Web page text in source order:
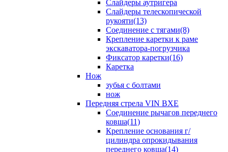
Слайдеры аутригера
Слайдеры телескопической
рукояти(13)
Соединение с тягами(8)
Крепление каретки к раме
экскаватора-погрузчика
Фиксатор каретки(16)
Каретка
Нож
зубья с болтами
нож
Передняя стрела VIN BXE
Cоединение рычагов переднего
ковша(11)
Крепление основания г/
цилиндра опрокидывания
переднего ковша(14)